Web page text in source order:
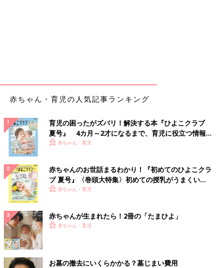
赤ちゃん・育児の人気記事ランキング
育児の困ったがズバリ！解決する本『ひよこクラブ
夏号』 4カ月～2才になるまで、育児に役立つ情報が
いっぱい！
赤ちゃん・育児
赤ちゃんのお世話まるわかり！『初めてのひよこクラ
ブ 夏号』〈巻頭大特集〉初めての授乳がうまくい
く！ おっぱい・ミルクの基本と夏のトラブル 解決テ
赤ちゃん・育児
赤ちゃんが生まれたら！2冊の「たまひよ」
赤ちゃん・育児
お墓の撤去にいくらかかる？墓じまい費用